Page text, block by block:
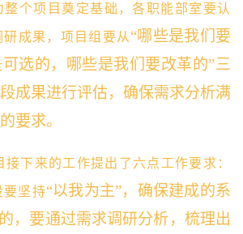
整个项目奠定基础，各职能部室要认
成果，项目组要从“哪些是我们要
选的，哪些是我们要改革的”三
成果进行评估，确保需求分析满
要求。
下来的工作提出了六点工作要求：
要坚持“以我为主”，确保建成的系
，要通过需求调研分析，梳理出